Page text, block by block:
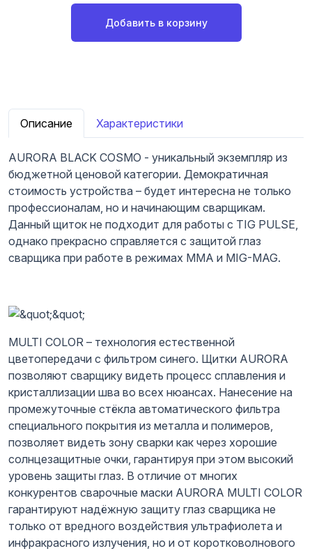
Добавить в корзину
Описание Характеристики
AURORA BLACK COSMO - уникальный экземпляр из
бюджетной ценовой категории. Демократичная
стоимость устройства – будет интересна не только
профессионалам, но и начинающим сварщикам.
Данный щиток не подходит для работы с TIG PULSE,
однако прекрасно справляется с защитой глаз
сварщика при работе в режимах MMA и MIG-MAG.
MULTI COLOR – технология естественной
цветопередачи с фильтром синего. Щитки AURORA
позволяют сварщику видеть процесс сплавления и
кристаллизации шва во всех нюансах. Нанесение на
промежуточные стёкла автоматического фильтра
специального покрытия из металла и полимеров,
позволяет видеть зону сварки как через хорошие
солнцезащитные очки, гарантируя при этом высокий
уровень защиты глаз. В отличие от многих
конкурентов сварочные маски AURORA MULTI COLOR
гарантируют надёжную защиту глаз сварщика не
только от вредного воздействия ультрафиолета и
инфракрасного излучения, но и от коротковолнового